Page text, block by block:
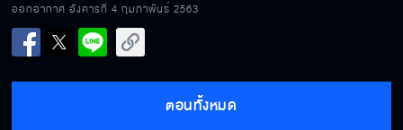
ออกอากาศ อังคารที่ 4 กุมภาพันธ์ 2563
ตอนทั้งหมด